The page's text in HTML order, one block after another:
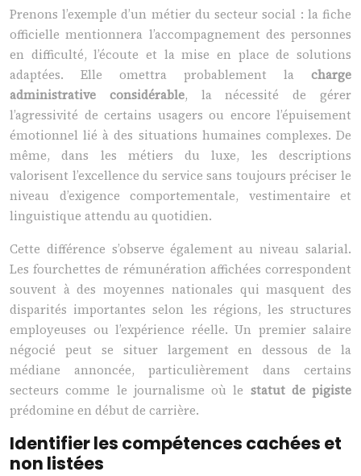
Prenons l’exemple d’un métier du secteur social : la fiche
officielle mentionnera l’accompagnement des personnes
en difficulté, l’écoute et la mise en place de solutions
adaptées. Elle omettra probablement la charge
administrative considérable, la nécessité de gérer
l’agressivité de certains usagers ou encore l’épuisement
émotionnel lié à des situations humaines complexes. De
même, dans les métiers du luxe, les descriptions
valorisent l’excellence du service sans toujours préciser le
niveau d’exigence comportementale, vestimentaire et
linguistique attendu au quotidien.
Cette différence s’observe également au niveau salarial.
Les fourchettes de rémunération affichées correspondent
souvent à des moyennes nationales qui masquent des
disparités importantes selon les régions, les structures
employeuses ou l’expérience réelle. Un premier salaire
négocié peut se situer largement en dessous de la
médiane annoncée, particulièrement dans certains
secteurs comme le journalisme où le statut de pigiste
prédomine en début de carrière.
Identifier les compétences cachées et
non listées